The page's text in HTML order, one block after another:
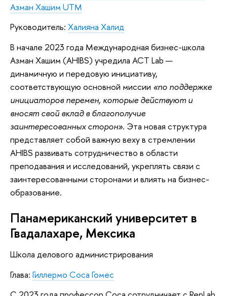
Азман Хашим UTM
Руководитель: Халияна Халид
В начале 2023 года Международная бизнес-школа
Азман Хашим (AHIBS) учредила ACT Lab —
динамичную и передовую инициативу,
соответствующую основной миссии «по поддержке
инициаторов перемен, которые действуют и
вносят свой вклад в благополучие
заинтересованных сторон». Эта новая структура
представляет собой важную веху в стремлении
AHIBS развивать сотрудничество в области
преподавания и исследований, укреплять связи с
заинтересованными сторонами и влиять на бизнес-
образование.
Панамериканский университет в
Гвадалахаре, Мексика
Школа делового администрирования
Глава: Гиллермо Соса Гомес